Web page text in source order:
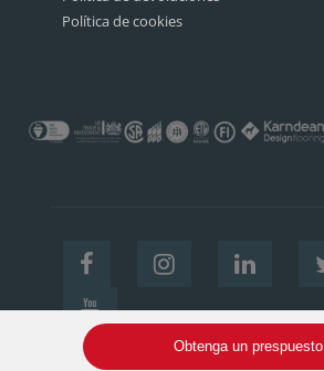
Obtenga un prespuesto
Política de cookies